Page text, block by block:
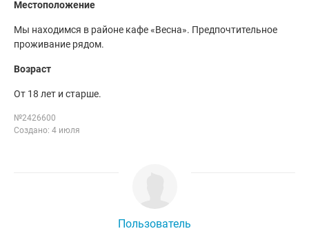
Местоположение
Мы находимся в районе кафе «Весна». Предпочтительное
проживание рядом.
Возраст
От 18 лет и старше.
№2426600
Создано: 4 июля
Пользователь